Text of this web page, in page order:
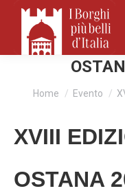
You are here:
Home Evento
XVIII
OSTANA